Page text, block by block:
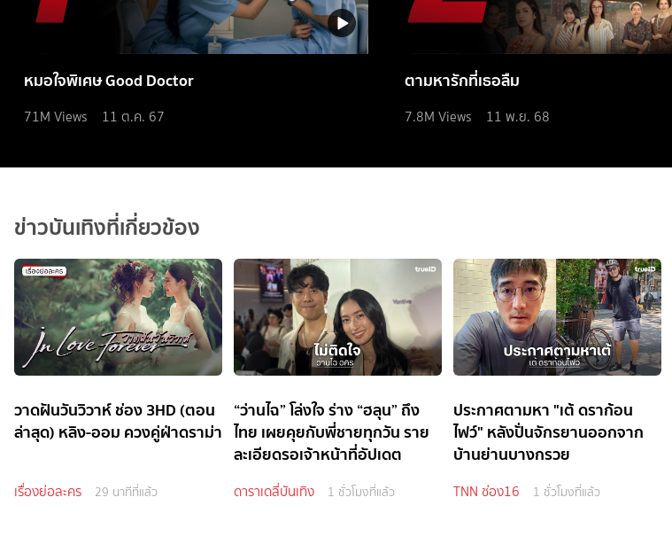
หมอใจพิเศษ Good Doctor
71M Views 11 ต.ค. 67
ตามหารักที่เธอลืม
7.8M Views 11 พ.ย. 68
ข่าวบันเทิงที่เกี่ยวข้อง
วาดฝันวันวิวาห์ ช่อง 3HD (ตอน
ล่าสุด) หลิง-ออม ควงคู่ฝ่าดราม่า
เรื่องย่อละคร 29 นาทีที่แล้ว
“ว่านไฉ” โล่งใจ ร่าง “ฮลุน” ถึง
ไทย เผยคุยกับพี่ชายทุกวัน ราย
ละเอียดรอเจ้าหน้าที่อัปเดต
ดาราเดลี่บันเทิง 1 ชั่วโมงที่แล้ว
ประกาศตามหา "เต้ ดราก้อน
ไฟว์" หลังปั่นจักรยานออกจาก
บ้านย่านบางกรวย
TNN ช่อง16 1 ชั่วโมงที่แล้ว